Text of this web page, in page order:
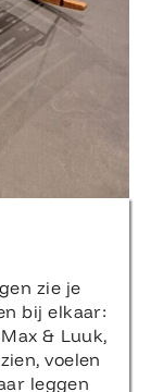
zie je
bij elkaar:
& Luuk,
voelen
leggen